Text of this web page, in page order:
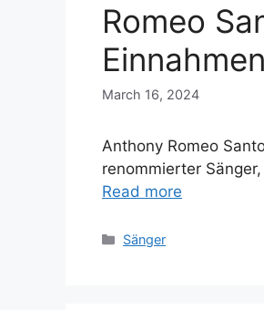
Romeo
March 16, 2024
Anthony Romeo
renommierter
Read more
Categories
Sänger